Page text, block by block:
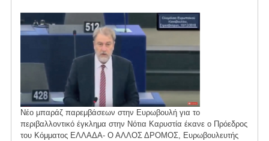
Νέο μπαράζ παρεμβάσεων στην Ευρωβουλή για το
περιβαλλοντικό έγκλημα στην Νότια Καρυστία έκανε ο Πρόεδρος
του Κόμματος ΕΛΛΑΔΑ- Ο ΑΛΛΟΣ ΔΡΟΜΟΣ, Ευρωβουλευτής